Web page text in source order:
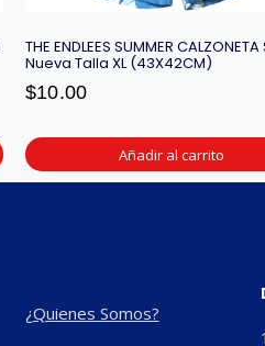
THE ENDLEES SUMMER
Nueva Talla XL (43X42CM)
$10.00
Añadir al carrito
¿Quienes Somos?